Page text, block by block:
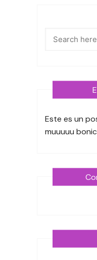
Este es un
muuuuu